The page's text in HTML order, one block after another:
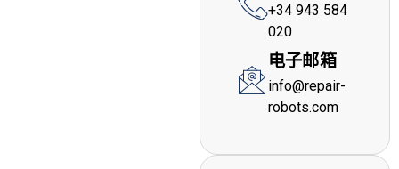
+34 943 584
020
电子邮箱
info@repair-
robots.com